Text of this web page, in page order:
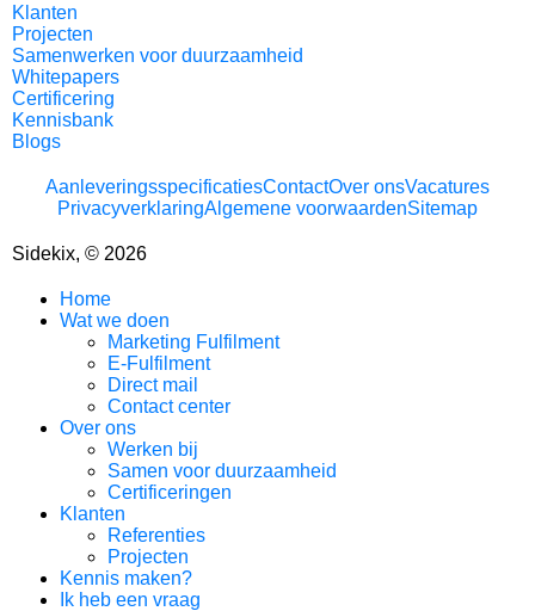
Klanten
Projecten
Samenwerken voor duurzaamheid
Whitepapers
Certificering
Kennisbank
Blogs
AanleveringsspecificatiesContactOver onsVacatures
PrivacyverklaringAlgemene voorwaardenSitemap
Sidekix, © 2026
Home
Wat we doen
Marketing Fulfilment
E-Fulfilment
Direct mail
Contact center
Over ons
Werken bij
Samen voor duurzaamheid
Certificeringen
Klanten
Referenties
Projecten
Kennis maken?
Ik heb een vraag